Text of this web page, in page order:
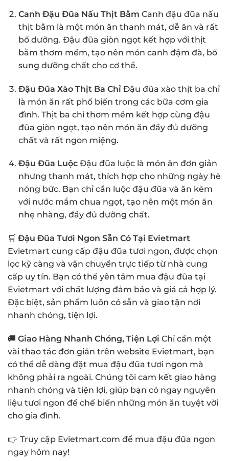
Canh Đậu Đũa Nấu Thịt Bằm Canh đậu đũa nấu
thịt bằm là một món ăn thanh mát, dễ ăn và rất
bổ dưỡng. Đậu đũa giòn ngọt kết hợp với thịt
bằm thơm mềm, tạo nên món canh đậm đà, bổ
sung dưỡng chất cho cơ thể.
Đậu Đũa Xào Thịt Ba Chỉ Đậu đũa xào thịt ba chỉ
là món ăn rất phổ biến trong các bữa cơm gia
đình. Thịt ba chỉ thơm mềm kết hợp cùng đậu
đũa giòn ngọt, tạo nên món ăn đầy đủ dưỡng
chất và rất ngon miệng.
Đậu Đũa LuộcĐậu đũa luộc là món ăn đơn giản
nhưng thanh mát, thích hợp cho những ngày hè
nóng bức. Bạn chỉ cần luộc đậu đũa và ăn kèm
với nước mắm chua ngọt, tạo nên một món ăn
nhẹ nhàng, đầy đủ dưỡng chất.
🛒 Đậu Đũa Tươi Ngon Sẵn Có Tại Evietmart
Evietmart cung cấp đậu đũa tươi ngon, được chọn
lọc kỹ càng và vận chuyển trực tiếp từ nhà cung
cấp uy tín. Bạn có thể yên tâm mua đậu đũa tại
Evietmart với chất lượng đảm bảo và giá cả hợp lý.
Đặc biệt, sản phẩm luôn có sẵn và giao tận nơi
nhanh chóng, tiện lợi.
🚚 Giao Hàng Nhanh Chóng, Tiện Lợi Chỉ cần một
vài thao tác đơn giản trên website Evietmart, bạn
có thể dễ dàng đặt mua đậu đũa tươi ngon mà
không phải ra ngoài. Chúng tôi cam kết giao hàng
nhanh chóng và tiện lợi, giúp bạn có ngay nguyên
liệu tươi ngon để chế biến những món ăn tuyệt vời
cho gia đình.
👉 Truy cập Evietmart.com để mua đậu đũa ngon
ngay hôm nay!